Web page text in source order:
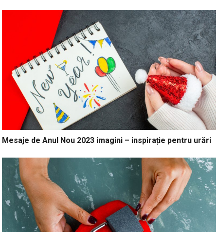
Mesaje de Anul Nou 2023 imagini – inspirație pentru urări